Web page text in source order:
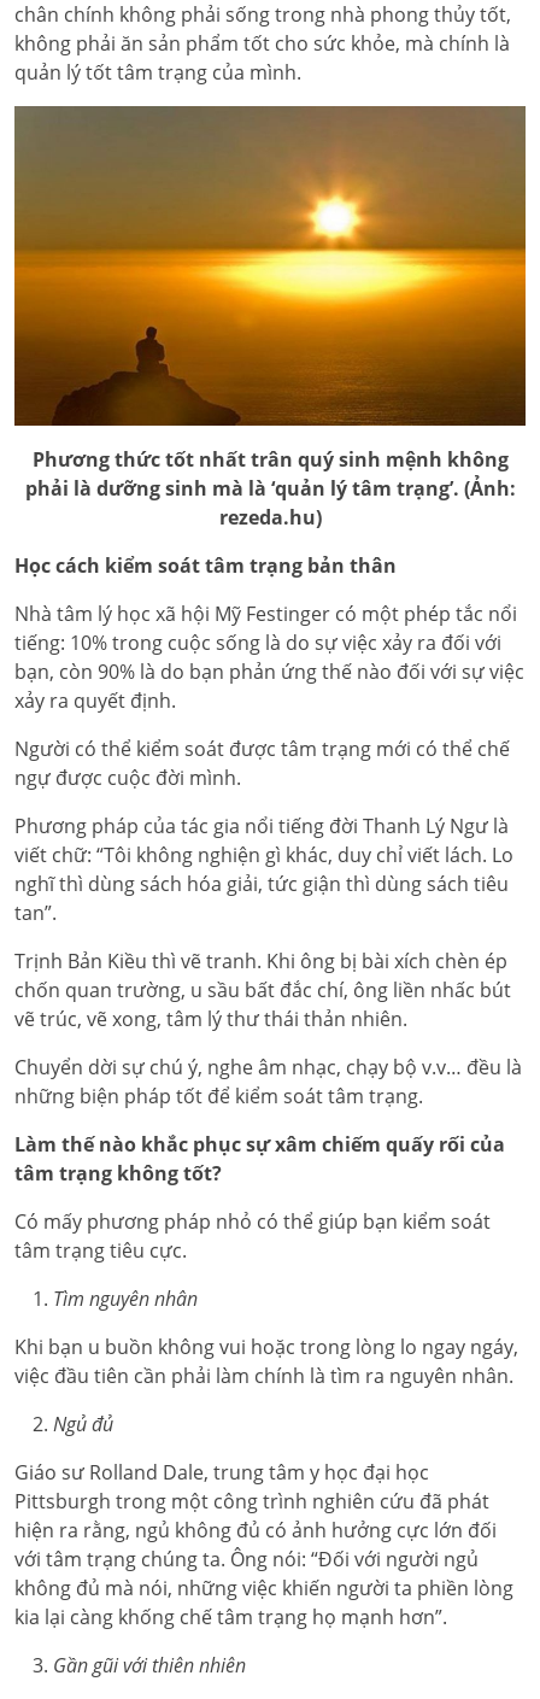
chân chính không phải sống trong nhà phong thủy tốt,
không phải ăn sản phẩm tốt cho sức khỏe, mà chính là
quản lý tốt tâm trạng của mình.
Phương thức tốt nhất trân quý sinh mệnh không
phải là dưỡng sinh mà là ‘quản lý tâm trạng’. (Ảnh:
rezeda.hu)
Học cách kiểm soát tâm trạng bản thân
Nhà tâm lý học xã hội Mỹ Festinger có một phép tắc nổi
tiếng: 10% trong cuộc sống là do sự việc xảy ra đối với
bạn, còn 90% là do bạn phản ứng thế nào đối với sự việc
xảy ra quyết định.
Người có thể kiểm soát được tâm trạng mới có thể chế
ngự được cuộc đời mình.
Phương pháp của tác gia nổi tiếng đời Thanh Lý Ngư là
viết chữ: “Tôi không nghiện gì khác, duy chỉ viết lách. Lo
nghĩ thì dùng sách hóa giải, tức giận thì dùng sách tiêu
tan”.
Trịnh Bản Kiều thì vẽ tranh. Khi ông bị bài xích chèn ép
chốn quan trường, u sầu bất đắc chí, ông liền nhấc bút
vẽ trúc, vẽ xong, tâm lý thư thái thản nhiên.
Chuyển dời sự chú ý, nghe âm nhạc, chạy bộ v.v… đều là
những biện pháp tốt để kiểm soát tâm trạng.
Làm thế nào khắc phục sự xâm chiếm quấy rối của
tâm trạng không tốt?
Có mấy phương pháp nhỏ có thể giúp bạn kiểm soát
tâm trạng tiêu cực.
Tìm nguyên nhân
Khi bạn u buồn không vui hoặc trong lòng lo ngay ngáy,
việc đầu tiên cần phải làm chính là tìm ra nguyên nhân.
Ngủ đủ
Giáo sư Rolland Dale, trung tâm y học đại học
Pittsburgh trong một công trình nghiên cứu đã phát
hiện ra rằng, ngủ không đủ có ảnh hưởng cực lớn đối
với tâm trạng chúng ta. Ông nói: “Đối với người ngủ
không đủ mà nói, những việc khiến người ta phiền lòng
kia lại càng khống chế tâm trạng họ mạnh hơn”.
Gần gũi với thiên nhiên